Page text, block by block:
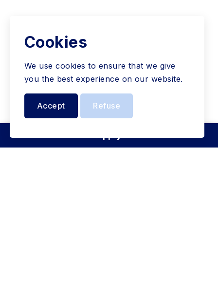
Cookies
We use cookies to ensure that we give
you the best experience on our website.
Accept Refuse